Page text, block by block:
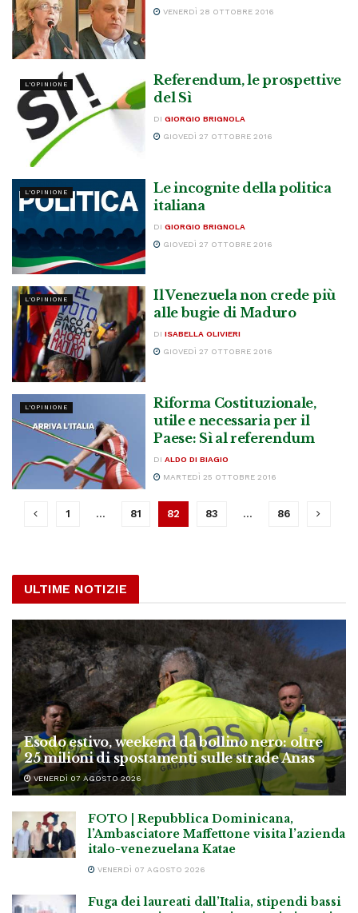
VENERDÌ 28 OTTOBRE 2016
L'OPINIONE
Referendum, le prospettive
del Sì
DI GIORGIO BRIGNOLA
GIOVEDÌ 27 OTTOBRE 2016
L'OPINIONE
Le incognite della politica
italiana
DI GIORGIO BRIGNOLA
GIOVEDÌ 27 OTTOBRE 2016
L'OPINIONE
Il Venezuela non crede più
alle bugie di Maduro
DI ISABELLA OLIVIERI
GIOVEDÌ 27 OTTOBRE 2016
L'OPINIONE
Riforma Costituzionale,
utile e necessaria per il
Paese: Sì al referendum
DI ALDO DI BIAGIO
MARTEDÌ 25 OTTOBRE 2016
1 … 81 82 83 … 86
ULTIME NOTIZIE
Esodo estivo, weekend da bollino nero: oltre
25 milioni di spostamenti sulle strade Anas
VENERDÌ 07 AGOSTO 2026
FOTO | Repubblica Dominicana,
l’Ambasciatore Maffettone visita l’azienda
italo-venezuelana Katae
VENERDÌ 07 AGOSTO 2026
Fuga dei laureati dall’Italia, stipendi bassi